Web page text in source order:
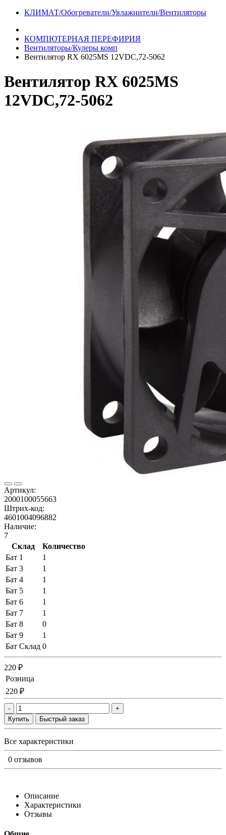
КЛИМАТ/Обогреватели/Увлажнители/Вентиляторы
КОМПЮТЕРНАЯ ПЕРЕФИРИЯ
Вентиляторы/Кулеры комп
Вентилятор RX 6025MS 12VDC,72-5062
Вентилятор RX 6025MS
12VDC,72-5062
Артикул:
2000100055663
Штрих-код:
4601004096882
Наличие:
7
Склад
Количество
Бат 1
1
Бат 3
1
Бат 4
1
Бат 5
1
Бат 6
1
Бат 7
1
Бат 8
0
Бат 9
1
Бат Склад 0
220 ₽
Розница
220 ₽
-
+
Купить
Быстрый заказ
Все характеристики
0 отзывов
Описание
Характеристики
Отзывы